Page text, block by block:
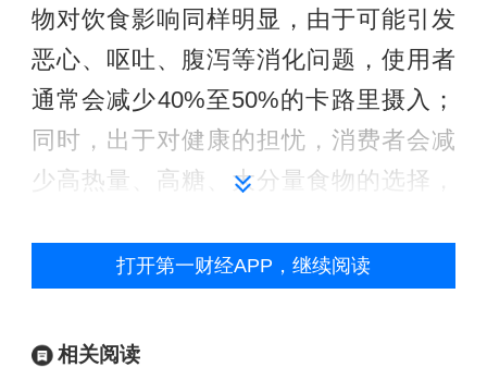
物对饮食影响同样明显，由于可能引发
恶心、呕吐、腹泻等消化问题，使用者
通常会减少40%至50%的卡路里摄入；
同时，出于对健康的担忧，消费者会减
少高热量、高糖、大分量食物的选择，
能性食品。
显示，使用GLP-1药物6个月后，受调查
打开第一财经APP，继续阅读
相关阅读